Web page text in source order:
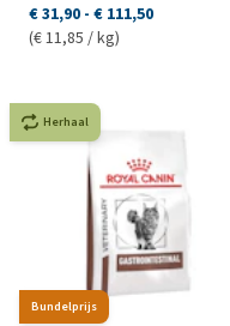
€ 31,90 - € 111,50
(€ 11,85 / kg)
Bundelprijs
Herhaal